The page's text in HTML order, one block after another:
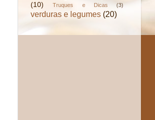
(10)
Truques e Dicas (3)
verduras e legumes (20)